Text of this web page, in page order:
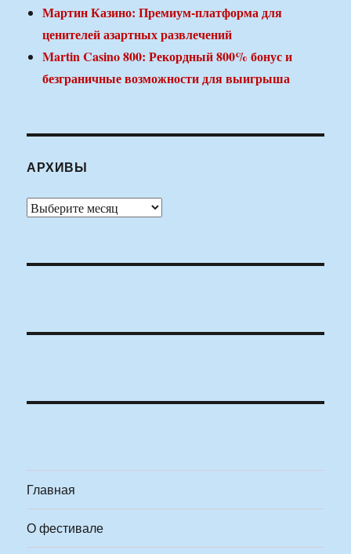
Мартин Казино: Премиум-платформа для
ценителей азартных развлечений
Martin Casino 800: Рекордный 800% бонус и
безграничные возможности для выигрыша
АРХИВЫ
Архивы
Главная
О фестивале